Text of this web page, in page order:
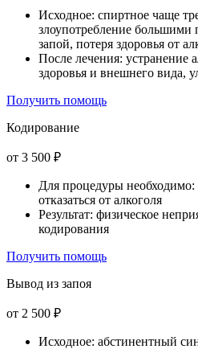
Исходное: спиртное чаще
злоупотребление большими
запой, потеря здоровья от
После лечения: устранение
здоровья и внешнего вида,
Получить помощь
Кодирование
от 3 500 ₽
Для процедуры
отказаться от алкоголя
Результат: физическое
кодирования
Получить помощь
Вывод из запоя
от 2 500 ₽
Исходное: абстинентный